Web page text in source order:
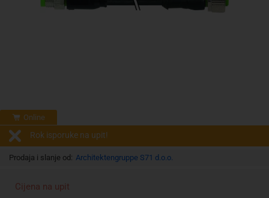
Online
Rok isporuke na upit!
Prodaja i slanje od: Architektengruppe S71 d.o.o.
Cijena na upit